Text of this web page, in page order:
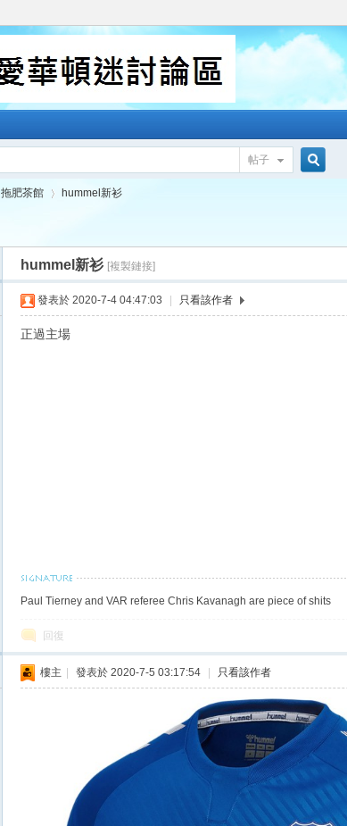
帖子
拖肥茶館
›
hummel新衫
hummel新衫 [複製鏈接]
發表於 2020-7-4 04:47:03 只看該作者
正過主場
Paul Tierney and VAR referee Chris Kavanagh are piece of shits
回復
樓主 發表於 2020-7-5 03:17:54 只看該作者